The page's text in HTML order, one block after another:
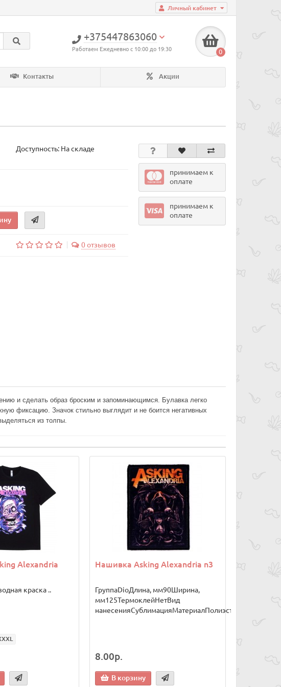
Личный кабинет
+375447863060
Работаем Ежедневно с 10:00 до 19:30 0
Контакты Акции
Доступность: На складе
0 отзывов
принимаем к
оплате
принимаем к
оплате
и сделать образ броским и запоминающимся. Булавка легко
фиксацию. Значок стильно выглядит и не боится негативных
из толпы.
Alexandria
краска ..
Нашивка Asking Alexandria n3
ГруппаDioДлина, мм90Ширина,
мм125ТермоклейНетВид
нанесенияСублимацияМатериалПолиэстер..
8.00р.
В корзину